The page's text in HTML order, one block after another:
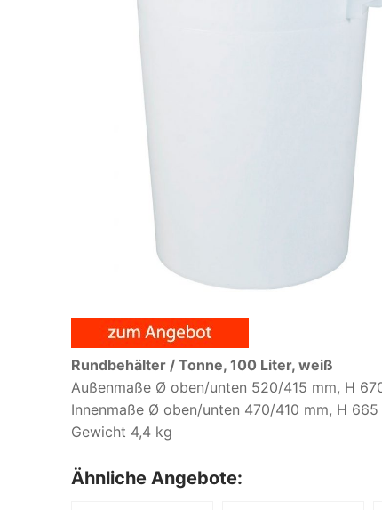
Rundbehälter / Tonne, 100 Liter, weiß
Außenmaße Ø oben/unten 520/415 mm, H
Innenmaße Ø oben/unten 470/410 mm, H 665
Gewicht 4,4 kg
Ähnliche Angebote: